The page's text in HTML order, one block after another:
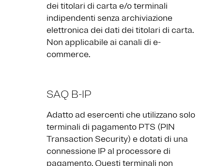
dei titolari di carta e/o terminali
indipendenti senza archiviazione
elettronica dei dati dei titolari di carta.
Non applicabile ai canali di e-
commerce.
SAQ B-IP
Adatto ad esercenti che utilizzano solo
terminali di pagamento PTS (PIN
Transaction Security) e dotati di una
connessione IP al processore di
pagamento. Questi terminali non